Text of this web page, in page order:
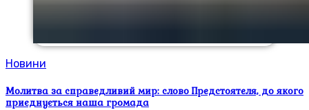
Новини
Молитва за справедливий мир: слово Предстоятеля, до якого
приєднується наша громада